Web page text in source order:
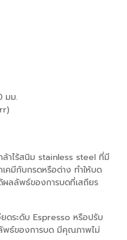
มม.
าไร้สนิม stainless steel ที่มี
คมีกับกรดหรือด่าง ทำให้บด
ผลลัพธ์ของการบดที่เสถียร
ยดระดับ Espresso หรือปรับ
พธ์ของการบด มีคุณภาพไม่